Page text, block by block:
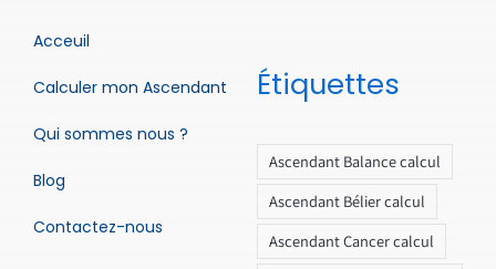
Acceuil
Calculer mon Ascendant
Qui sommes nous ?
Blog
Contactez-nous
Étiquettes
Ascendant Balance calcul
Ascendant Bélier calcul
Ascendant Cancer calcul